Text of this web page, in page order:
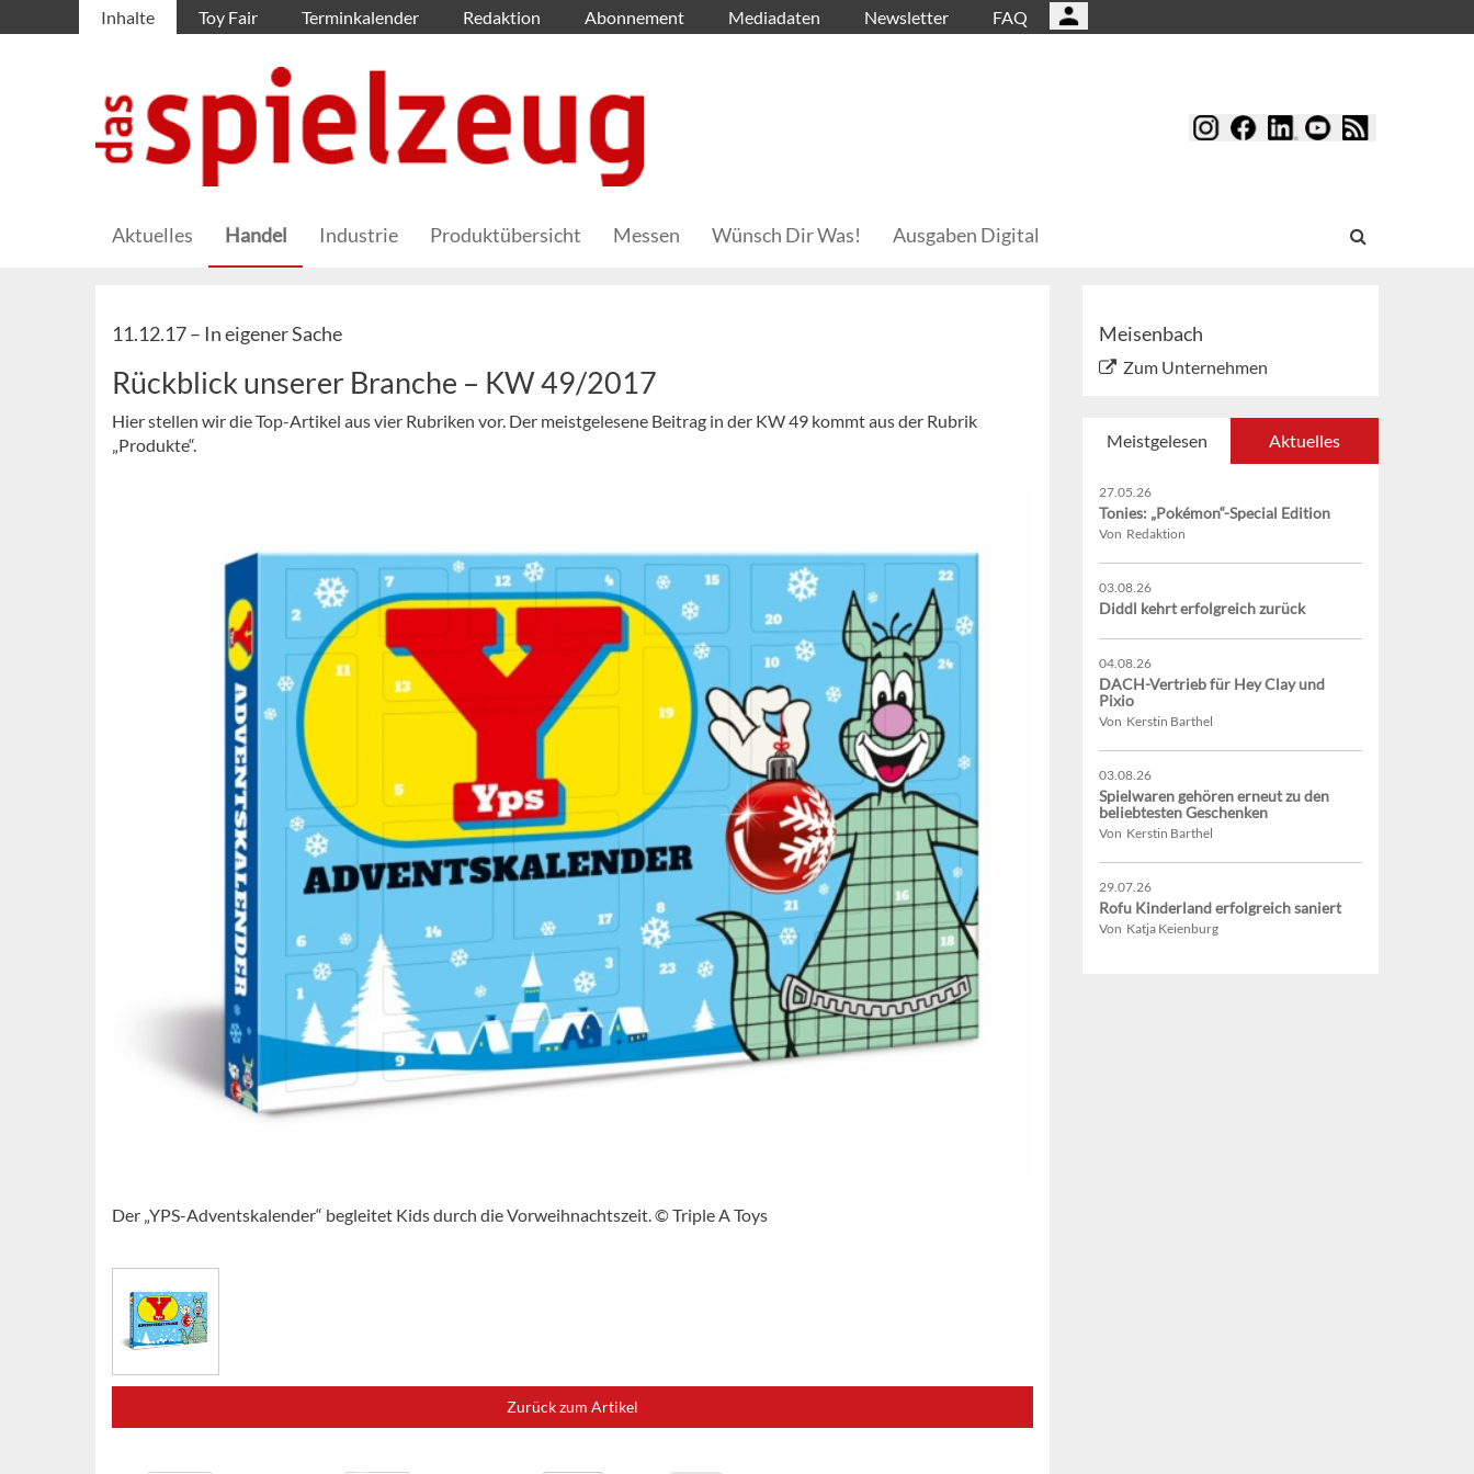
Inhalte Toy Fair Terminkalender Redaktion Abonnement Mediadaten Newsletter FAQ
Aktuelles Handel Industrie Produktübersicht Messen Wünsch Dir Was! Ausgaben Digital
11.12.17 – In eigener Sache
Rückblick unserer Branche – KW 49/2017
Hier stellen wir die Top-Artikel aus vier Rubriken vor. Der meistgelesene Beitrag in der KW 49 kommt aus der Rubrik
„Produkte“.
Der „YPS-Adventskalender“ begleitet Kids durch die Vorweihnachtszeit. © Triple A Toys
Zurück zum Artikel
Meisenbach
Zum Unternehmen
Meistgelesen Aktuelles
27.05.26
Tonies: „Pokémon“-Special Edition
Von Redaktion
03.08.26
Diddl kehrt erfolgreich zurück
04.08.26
DACH-Vertrieb für Hey Clay und
Pixio
Von Kerstin Barthel
03.08.26
Spielwaren gehören erneut zu den
beliebtesten Geschenken
Von Kerstin Barthel
29.07.26
Rofu Kinderland erfolgreich saniert
Von Katja Keienburg